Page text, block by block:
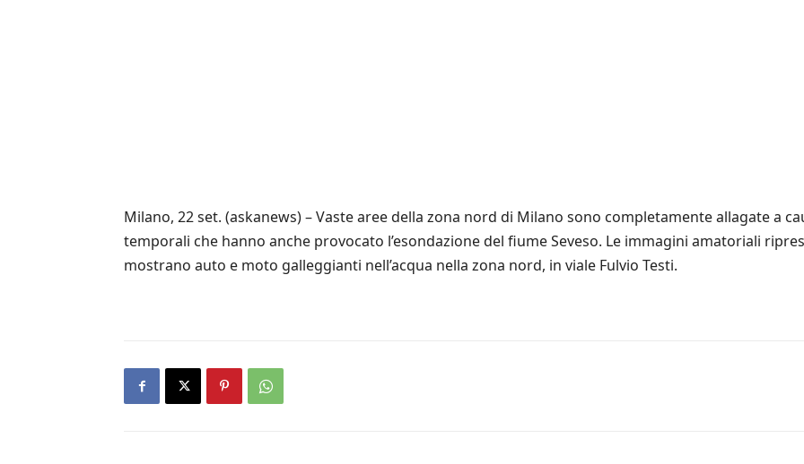
Milano, 22 set. (askanews) – Vaste aree della zona nord di Milano sono completamente allagate a
temporali che hanno anche provocato l’esondazione del fiume Seveso. Le immagini amatoriali
mostrano auto e moto galleggianti nell’acqua nella zona nord, in viale Fulvio Testi.